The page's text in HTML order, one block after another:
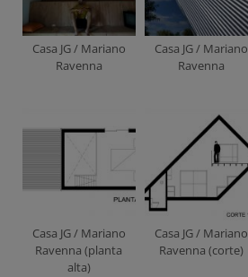
Casa JG / Mariano
Ravenna
Casa JG / Mariano
Ravenna
Casa JG / Mariano
Ravenna (planta
alta)
Casa JG / Mariano
Ravenna (corte)